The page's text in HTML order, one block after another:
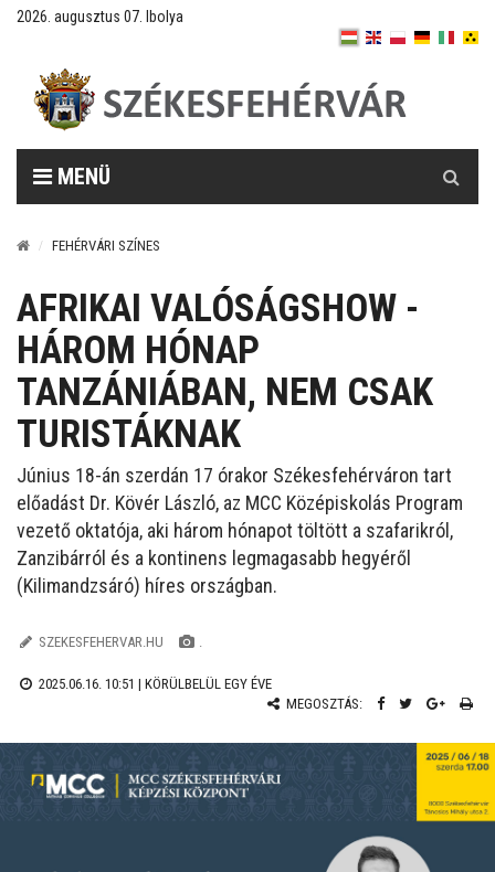
2026. augusztus 07. Ibolya
MENÜ
FEHÉRVÁRI SZÍNES
AFRIKAI VALÓSÁGSHOW -
HÁROM HÓNAP
TANZÁNIÁBAN, NEM CSAK
TURISTÁKNAK
Június 18-án szerdán 17 órakor Székesfehérváron tart
előadást Dr. Kövér László, az MCC Középiskolás Program
vezető oktatója, aki három hónapot töltött a szafarikról,
Zanzibárról és a kontinens legmagasabb hegyéről
(Kilimandzsáró) híres országban.
SZEKESFEHERVAR.HU .
2025.06.16. 10:51 | KÖRÜLBELÜL EGY ÉVE
MEGOSZTÁS: